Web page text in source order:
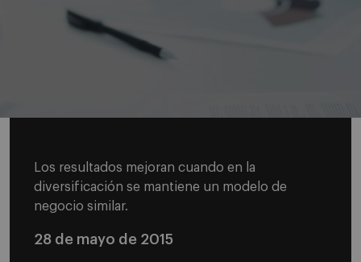
Los resultados mejoran cuando en la
diversificación se mantiene un modelo de
negocio similar.
28 de mayo de 2015